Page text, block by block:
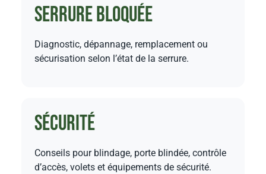
Serrure bloquée
Diagnostic, dépannage, remplacement ou
sécurisation selon l’état de la serrure.
Sécurité
Conseils pour blindage, porte blindée, contrôle
d’accès, volets et équipements de sécurité.